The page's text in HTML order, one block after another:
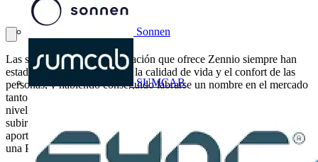
Sonnen
SUMCAB
Las soluciones de automatización que ofrece Zennio siempre han
estado enfocadas en mejorar la calidad de vida y el confort de las
personas, y habiendo conseguido labrarse un nombre en el mercado
tanto nacional como fabricante líder de domótica KNX, como a
nivel internacional con presencia en 117 países, es el momento de
subir la apuesta y demostrar que la tecnología que ofrece también
aporta uno de los factores diferenciadores que convierte una casa en
una PassivHaus, la eficiencia energética.